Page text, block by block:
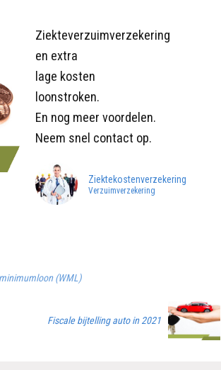
Ziekteverzuimverzekering
en extra
lage kosten
loonstroken.
En nog meer voordelen.
Neem snel contact op.
Ziektekostenverzekering
Verzuimverzekering
(WML)
Fiscale bijtelling auto in 2021